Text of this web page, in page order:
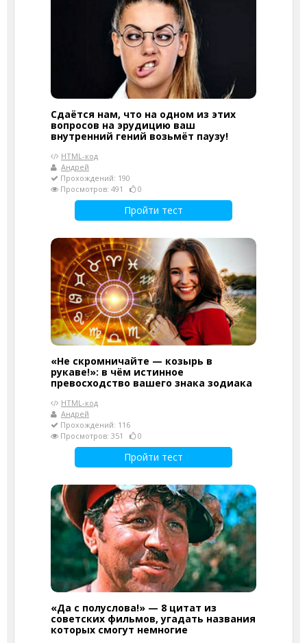
Сдаётся нам, что на одном из этих
вопросов на эрудицию ваш
внутренний гений возьмёт паузу!
HTML-код
Андрей
Прохождений: 190
Просмотров: 491
0
Пройти тест
«Не скромничайте — козырь в
рукаве!»: в чём истинное
превосходство вашего знака зодиака
HTML-код
Андрей
Прохождений: 116
Просмотров: 351
0
Пройти тест
«Да с полуслова!» — 8 цитат из
советских фильмов, угадать названия
которых смогут немногие